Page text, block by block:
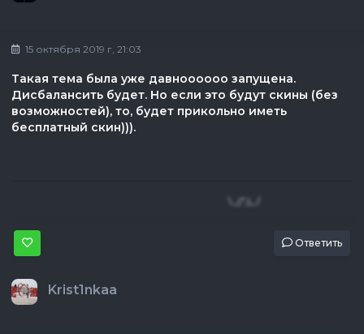
15 октября 2019 г, 21:03
Такая тема была уже давноооооо запущена.
Дисбалансить будет. Но если это будут скины (без
возможностей), то, будет прикольно иметь
бесплатный скин))).
\_(",)_/
Ответить
Krist1nkaa